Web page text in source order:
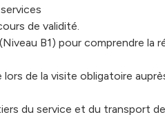
de validité.
B1) pour comprendre la
de la visite obligatoire
du service et du transport